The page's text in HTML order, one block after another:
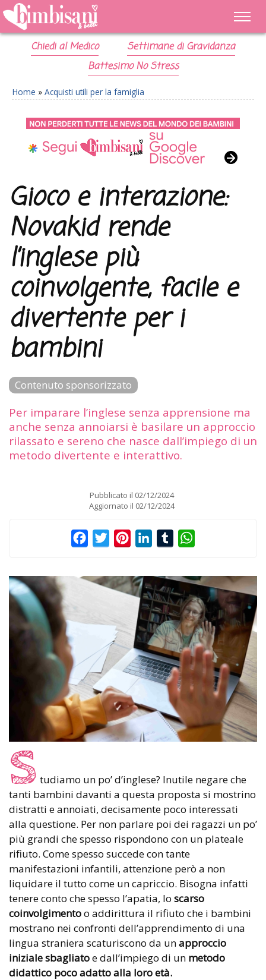
Chiedi al Medico
Settimane di Gravidanza
Battesimo No Stress
Home » Acquisti utili per la famiglia
Gioco e interazione:
Novakid rende
l’inglese più
coinvolgente, facile e
divertente per i
bambini
Contenuto sponsorizzato
Per imparare l’inglese senza apprensione ma
anche senza annoiarsi è basilare un approccio
rilassato e sereno che nasce dall’impiego di un
metodo divertente e interattivo.
Pubblicato il 02/12/2024
Aggiornato il 02/12/2024
FacebookTwitterPinterestLinkedInTumblr
S tudiamo un po’ d’inglese? Inutile negare che
tanti bambini davanti a questa proposta si mostrino
distratti e annoiati, decisamente poco interessati
alla questione. Per non parlare poi dei ragazzi un po’
più grandi che spesso rispondono con un plateale
rifiuto. Come spesso succede con tante
manifestazioni infantili, attenzione però a non
liquidare il tutto come un capriccio. Bisogna infatti
tenere conto che spesso l’apatia, lo scarso
coinvolgimentoo addirittura il rifiuto che i bambini
mostrano nei confronti dell’apprendimento di una
lingua straniera scaturiscono da unapproccio
iniziale sbagliatoe dall’impiego di un metodo
didattico poco adatto alla loro età.